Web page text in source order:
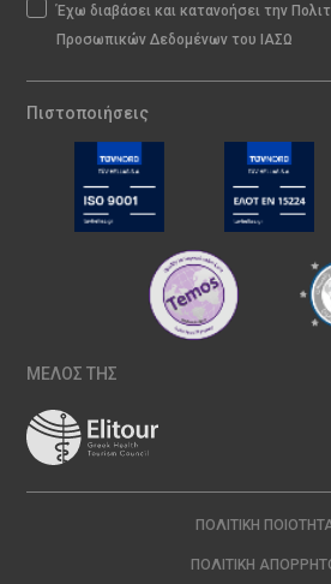
Έχω διαβάσει και κατανοήσει την
Προσωπικών Δεδομένων του ΙΑΣΩ
Πιστοποιήσεις
ΜΕΛΟΣ ΤΗΣ
ΠΟΛΙΤΙΚΉ
ΠΟΛΙΤΙΚΉ